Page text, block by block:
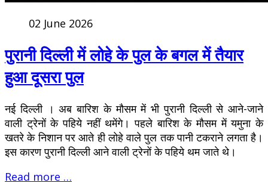
02 June 2026
पुरानी दिल्ली में लोहे के पुल के बगल में तैयार
हुआ दूसरा पुल
नई दिल्ली । अब बारिश के मौसम में भी पुरानी दिल्ली से आने-जाने
वाली ट्रेनों के पहिये नहीं थमेंगे। पहले बारिश के मौसम में यमुना के
खतरे के निशान पर आते ही लोहे वाले पुल तक पानी टकराने लगता है।
इस कारण पुरानी दिल्ली आने वाली ट्रेनों के पहिये थम जाते थे।
Read more …